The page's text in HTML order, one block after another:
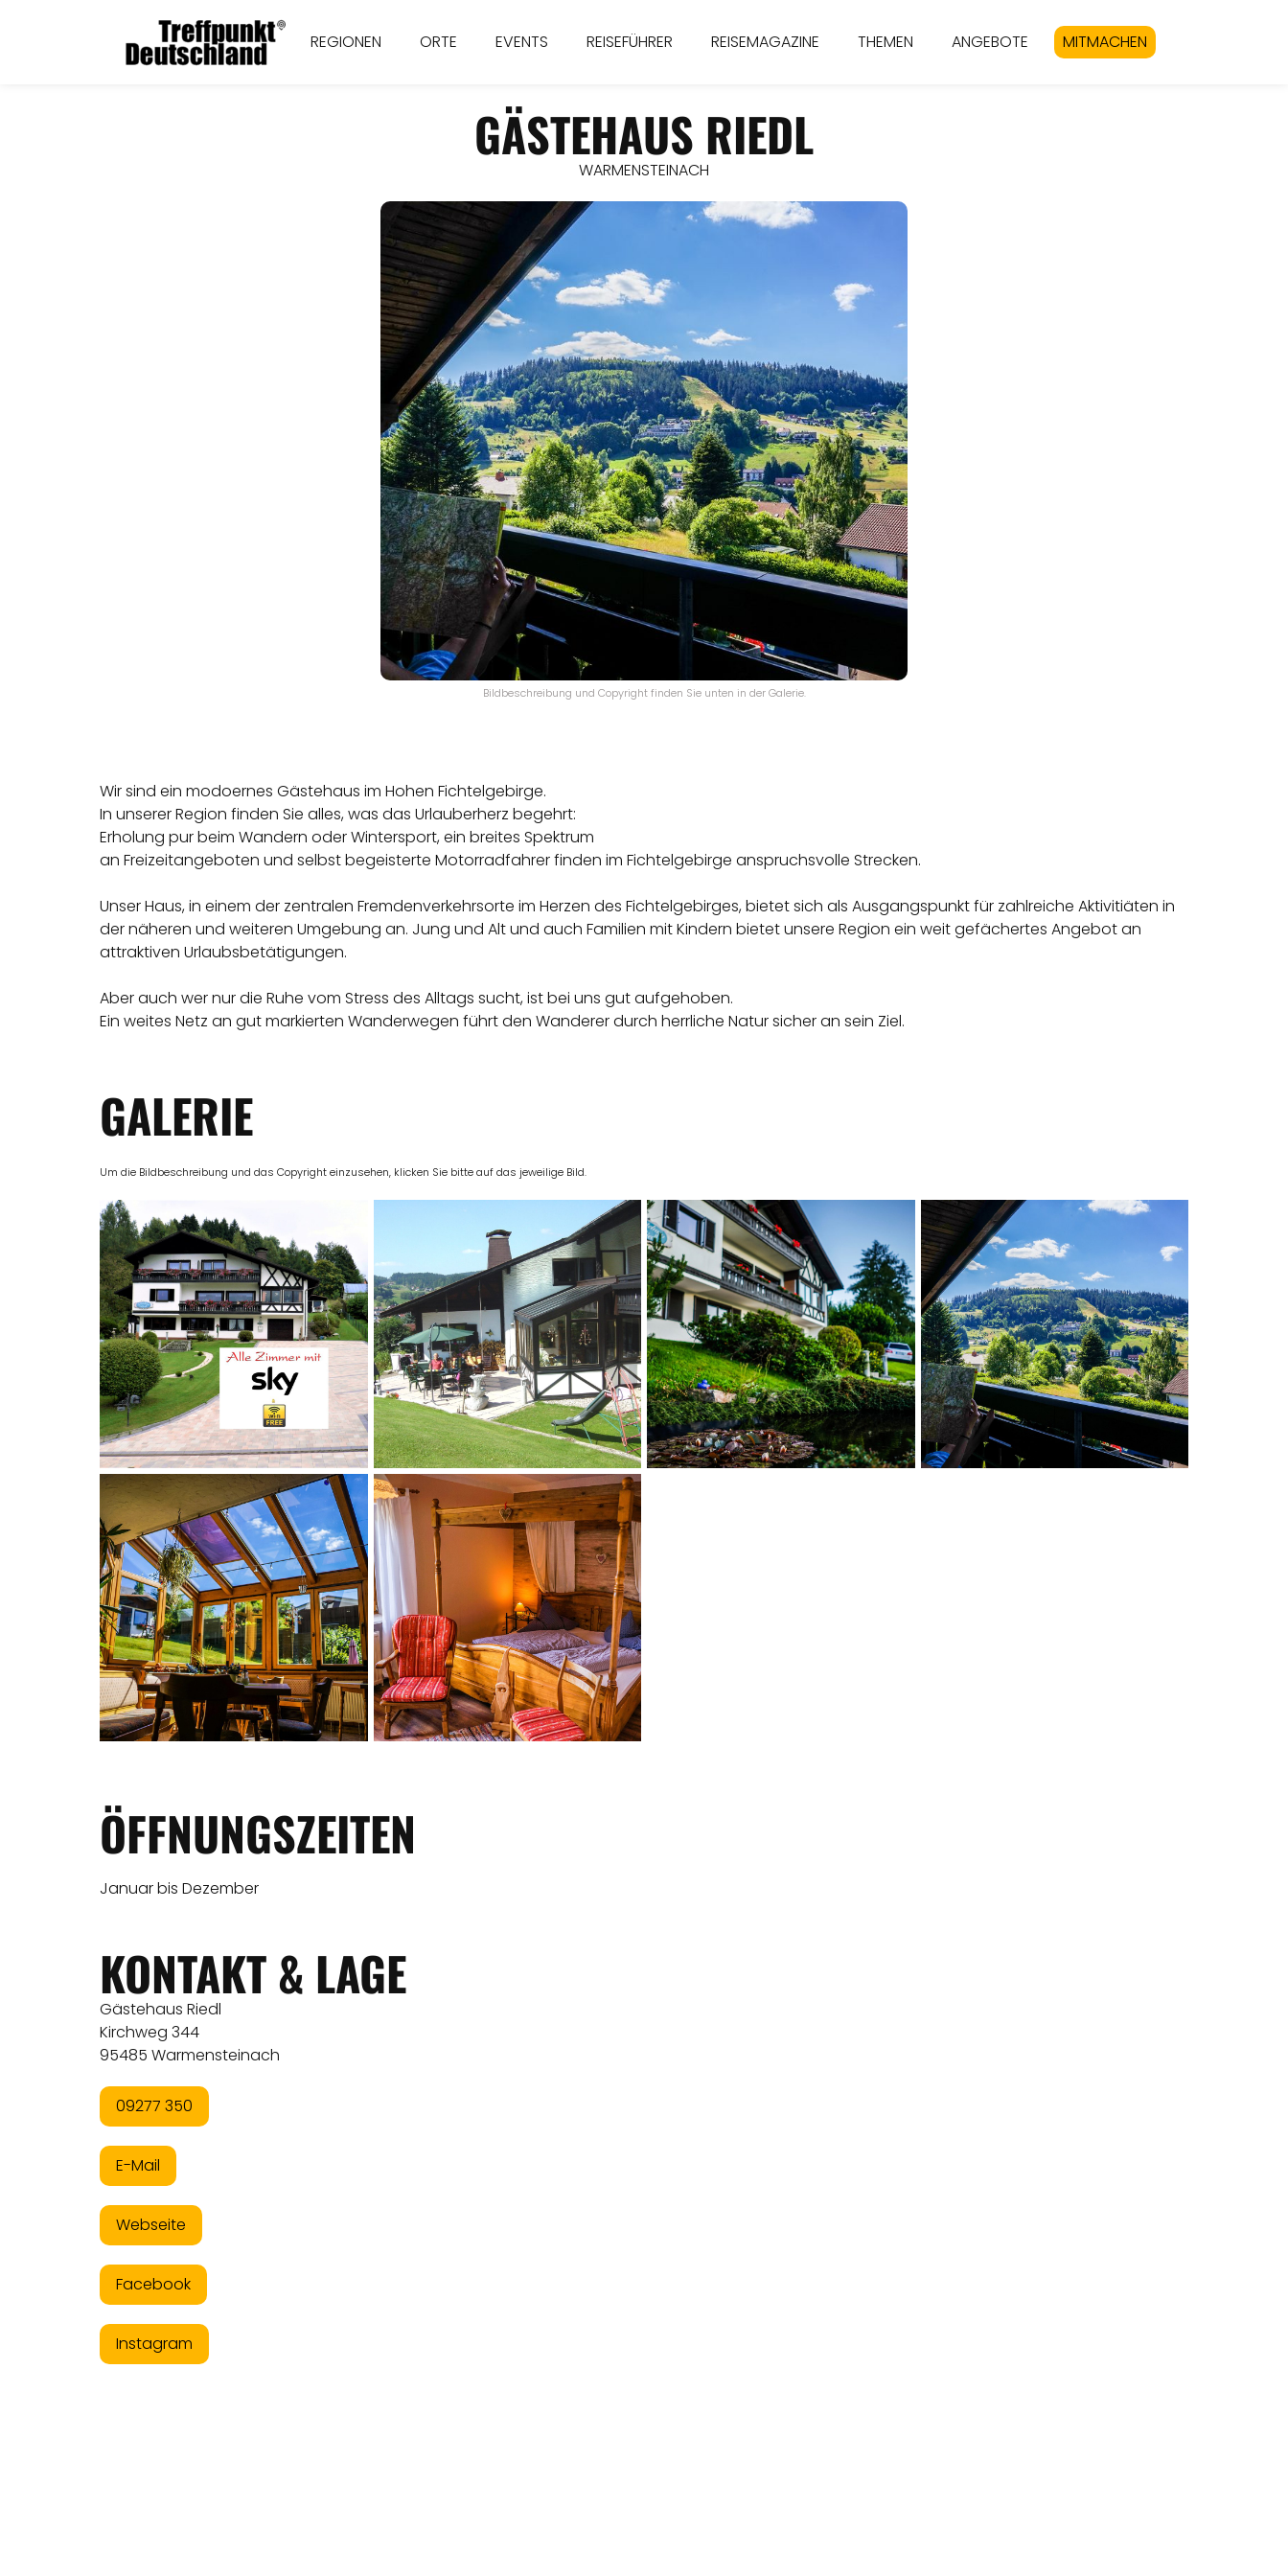
REGIONEN ORTE EVENTS REISEFÜHRER REISEMAGAZINE THEMEN ANGEBOTE MITMACHEN
GÄSTEHAUS RIEDL
WARMENSTEINACH
Bildbeschreibung und Copyright finden Sie unten in der Galerie.
Wir sind ein modoernes Gästehaus im Hohen Fichtelgebirge.
In unserer Region finden Sie alles, was das Urlauberherz begehrt:
Erholung pur beim Wandern oder Wintersport, ein breites Spektrum
an Freizeitangeboten und selbst begeisterte Motorradfahrer finden im Fichtelgebirge anspruchsvolle Strecken.
Unser Haus, in einem der zentralen Fremdenverkehrsorte im Herzen des Fichtelgebirges, bietet sich als Ausgangspunkt für zahlreiche Aktivitiäten in
der näheren und weiteren Umgebung an. Jung und Alt und auch Familien mit Kindern bietet unsere Region ein weit gefächertes Angebot an
attraktiven Urlaubsbetätigungen.
Aber auch wer nur die Ruhe vom Stress des Alltags sucht, ist bei uns gut aufgehoben.
Ein weites Netz an gut markierten Wanderwegen führt den Wanderer durch herrliche Natur sicher an sein Ziel.
GALERIE
Um die Bildbeschreibung und das Copyright einzusehen, klicken Sie bitte auf das jeweilige Bild.
ÖFFNUNGSZEITEN
Januar bis Dezember
KONTAKT & LAGE
Gästehaus Riedl
Kirchweg 344
95485 Warmensteinach
09277 350
E-Mail
Webseite
Facebook
Instagram